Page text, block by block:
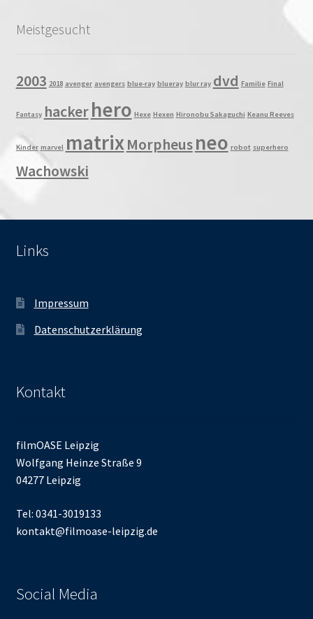
Meistgesucht
2003 2018 avenger avengers blue-ray blueray blur ray dvd Familie Final
Fantasy hackerhero Hexe Hexen Hironobu Sakaguchi Keanu Reeves
Kinder marvel matrixMorpheusneo robot superhero
Wachowski
Links
Impressum
Datenschutzerklärung
Kontakt
filmOASE Leipzig
Wolfgang Heinze Straße 9
04277 Leipzig
Tel: 0341-3019133
kontakt@filmoase-leipzig.de
Social Media